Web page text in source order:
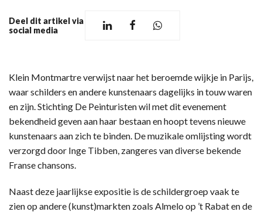
Deel dit artikel via
social media
Klein Montmartre verwijst naar het beroemde wijkje in Parijs,
waar schilders en andere kunstenaars dagelijks in touw waren
en zijn. Stichting De Peinturisten wil met dit evenement
bekendheid geven aan haar bestaan en hoopt tevens nieuwe
kunstenaars aan zich te binden. De muzikale omlijsting wordt
verzorgd door Inge Tibben, zangeres van diverse bekende
Franse chansons.
Naast deze jaarlijkse expositie is de schildergroep vaak te
zien op andere (kunst)markten zoals Almelo op ’t Rabat en de